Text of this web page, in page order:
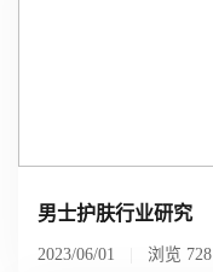
对比分析
男士护肤行业研究
2023/06/01 浏览 728